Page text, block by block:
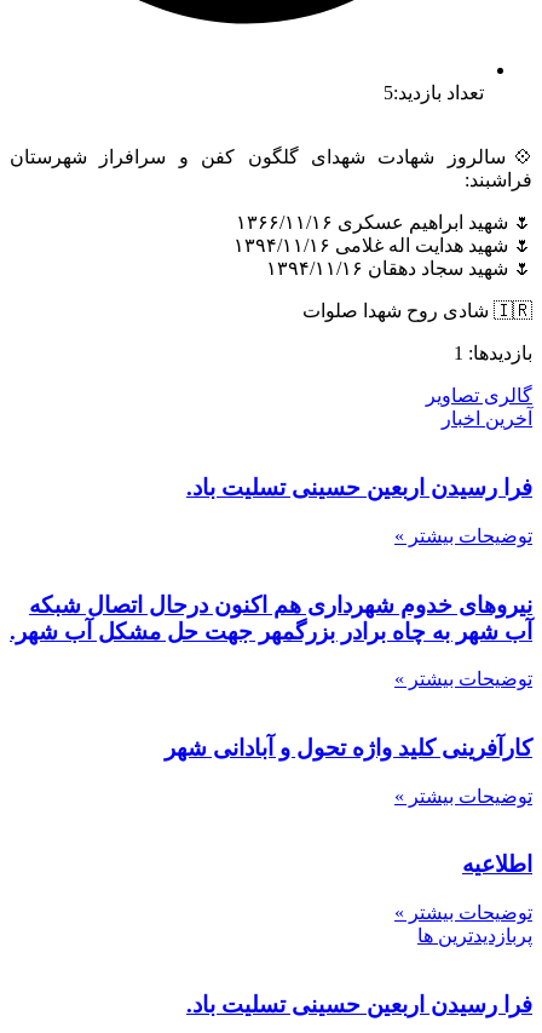
تعداد بازدید:5
💠سالروز شهادت شهدای گلگون کفن و سرافراز شهرستان
فراشبند:
🌷 شهید ابراهیم عسکری ۱۳۶۶/۱۱/۱۶
🌷 شهید هدایت اله غلامی ۱۳۹۴/۱۱/۱۶
🌷 شهید سجاد دهقان ۱۳۹۴/۱۱/۱۶
🇮🇷 شادی روح شهدا صلوات
بازدیدها: 1
گالری تصاویر
آخرین اخبار
فرا رسیدن اربعین حسینی تسلیت باد.
توضیحات بیشتر »
نیروهای خدوم شهرداری هم اکنون درحال اتصال شبکه
آب شهر به چاه برادر بزرگمهر جهت حل مشکل آب شهر.
توضیحات بیشتر »
کارآفرینی کلید واژه تحول و آبادانی شهر
توضیحات بیشتر »
اطلاعیه
توضیحات بیشتر »
پربازدیدترین ها
فرا رسیدن اربعین حسینی تسلیت باد.